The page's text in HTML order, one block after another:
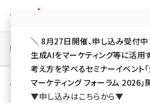
ン
SEO
その他 の 記事
＼ 8月27日開催、申し込み受付中
生成AIをマーケティング等に活用
考え方を学べるセミナーイベント
マーケティング フォーラム 2026」
▼申し込みはこちらから▼